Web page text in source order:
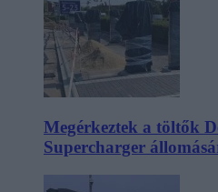
Megérkeztek a töltők
Supercharger